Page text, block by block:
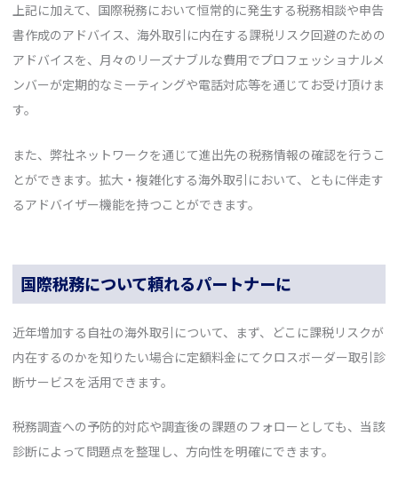
上記に加えて、国際税務において恒常的に発生する税務相談や申告
書作成のアドバイス、海外取引に内在する課税リスク回避のための
アドバイスを、月々のリーズナブルな費用でプロフェッショナルメ
ンバーが定期的なミーティングや電話対応等を通じてお受け頂けま
す。
また、弊社ネットワークを通じて進出先の税務情報の確認を行うこ
とができます。拡大・複雑化する海外取引において、ともに伴走す
るアドバイザー機能を持つことができます。
国際税務について頼れるパートナーに
近年増加する自社の海外取引について、まず、どこに課税リスクが
内在するのかを知りたい場合に定額料金にてクロスボーダー取引診
断サービスを活用できます。
税務調査への予防的対応や調査後の課題のフォローとしても、当該
診断によって問題点を整理し、方向性を明確にできます。